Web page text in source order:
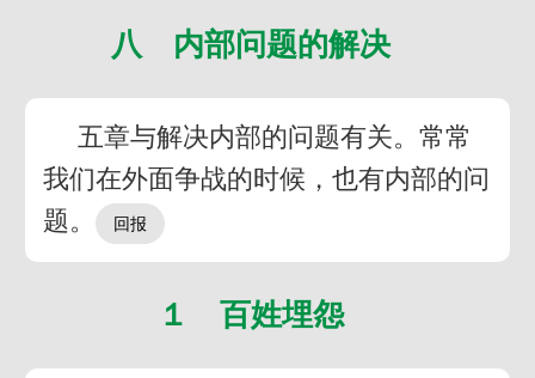
八 内部问题的解决
五章与解决内部的问题有关。常常
我们在外面争战的时候，也有内部的问
题。
１ 百姓埋怨